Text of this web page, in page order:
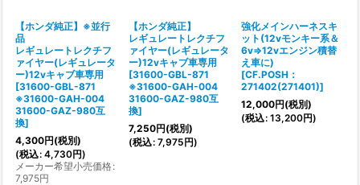
【ホンダ純正】※並行
品
レギュレートレクチフ
ァイヤー(レギュレータ
ー)12vキャブ車専用
[31600-GBL-871
※31600-GAH-004
31600-GAZ-980互
換]
4,300円(税別)
(税込: 4,730円)
メーカー希望小売価格:
7,975円
【ホンダ純正】
レギュレートレクチフ
ァイヤー(レギュレータ
ー)12vキャブ車専用
[31600-GBL-871
※31600-GAH-004
31600-GAZ-980互
換]
7,250円(税別)
(税込: 7,975円)
強化メインハーネスキ
ット(12vモンキー系＆
6v⇒12vエンジン積替
え車に)
[CF.POSH：
271402(271401)]
12,000円(税別)
(税込: 13,200円)